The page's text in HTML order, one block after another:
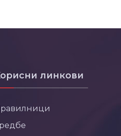
линкови